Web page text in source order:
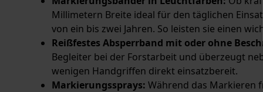
Millimetern Breite ideal für den täglichen
von ein bis zwei Jahren. So leisten sie einen
Reißfestes Absperrband mit oder ohne
Begleiter bei der Forstarbeit und überzeugt
wenigen Handgriffen direkt einsatzbereit.
Markierungssprays: Während das Markieren